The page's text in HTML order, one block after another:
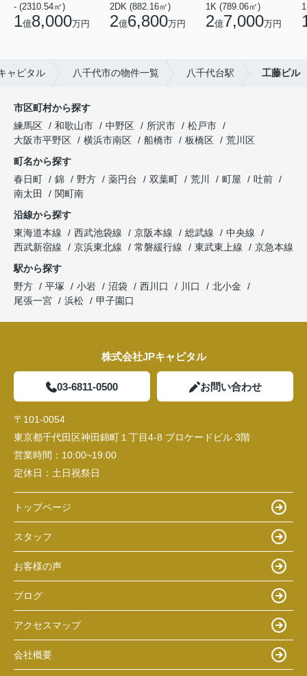
- (2310.54㎡)
1億8,000万円
2DK (882.16㎡)
2億6,800万円
1K (789.06㎡)
2億7,000万円
ャピタル 八千代市の物件一覧 八千代台駅 工藤ビル
市区町村から探す
練馬区
和歌山市 中野区 所沢市
松戸市
大阪市平野区
横浜市南区 船橋市 板橋区
荒川区
町名から探す
春日町
錦 野方 薬円台 双葉町 荒川 町屋
吐前
南太田
関町南
沿線から探す
東海道本線
西武池袋線 京阪本線 総武線
中央線
西武新宿線
京浜東北線 常磐緩行線 東武東上線
京急本線
駅から探す
野方
平塚 小岩 沼袋 西川口 川口
北小金
尾張一宮
浜松 甲子園口
株式会社JPキャピタル
03-6811-0500 お問い合わせ
〒101-0054
東京都千代田区神田錦町１丁目4-8 ブロケードビル 3階
営業時間： 10:00~19:00
定休日： 土日祝祭日
トップページ
スタッフ
お客様の声
ブログ
アクセスマップ
会社概要